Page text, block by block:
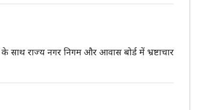
राज्य नगर निगम और आवास बोर्ड में भ्रष्टाचार